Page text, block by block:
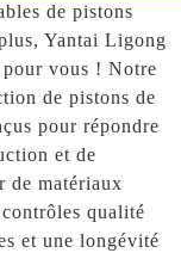
de pistons
Yantai Ligong
vous ! Notre
de pistons de
pour répondre
et de
de matériaux
qualité
et une longévité